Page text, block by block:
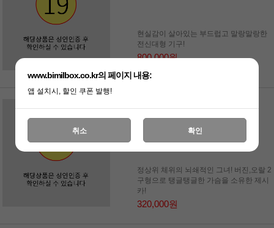
현실감이 살아있는 부드럽고 말랑말랑한
전신대형 기구!
800,000원
전신대형
[LoveDoll] 제시카 (자동)
정상위 체위의 뇌쇄적인 그녀! 버진,오랄 2
구형으로 탱글탱글한 가슴을 소유한 제시
카!
320,000원
www.bimilbox.co.kr의 페이지 내용:
앱 설치시, 할인 쿠폰 발행!
취소 확인